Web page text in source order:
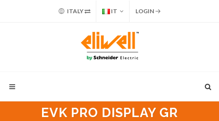
ITALY IT LOGIN
EVK PRO DISPLAY GR